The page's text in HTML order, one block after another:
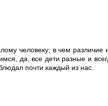
человеку; в чем
да, все дети разные и
почти каждый из нас.